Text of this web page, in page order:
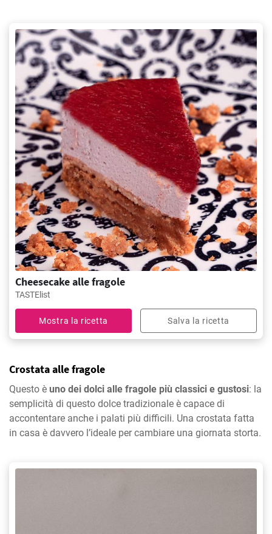
Cheesecake alle fragole
TASTElist
Mostra la ricetta Salva la ricetta
Crostata alle fragole
Questo è uno dei dolci alle fragole più classici e gustosi: la
semplicità di questo dolce tradizionale è capace di
accontentare anche i palati più difficili. Una crostata fatta
in casa è davvero l’ideale per cambiare una giornata storta.